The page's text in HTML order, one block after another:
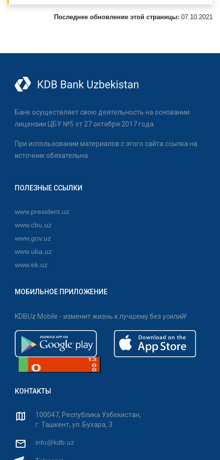
Последнее обновление этой страницы: 07.10.2021
Банк осуществляет свою деятельность на основании
лицензии ЦБУ №5 от 27 октября 2017 года.
При использовании материалов с этого сайта ссылка на
источник обязательна.
ПОЛЕЗНЫЕ ССЫЛКИ
www.president.uz
www.cbu.uz
www.gov.uz
www.uba.uz
www.ek.uz
МОБИЛЬНОЕ ПРИЛОЖЕНИЕ
KDBUz Mobile - изменит жизнь к лучшему без усилий!
КОНТАКТЫ
100047, Республика Узбекистан,
г. Ташкент, ул. Бухара, 3
info@kdb.uz